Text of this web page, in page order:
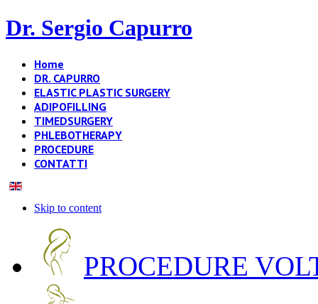
Dr. Sergio Capurro
Home
DR. CAPURRO
ELASTIC PLASTIC SURGERY
ADIPOFILLING
TIMEDSURGERY
PHLEBOTHERAPY
PROCEDURE
CONTATTI
Skip to content
PROCEDURE